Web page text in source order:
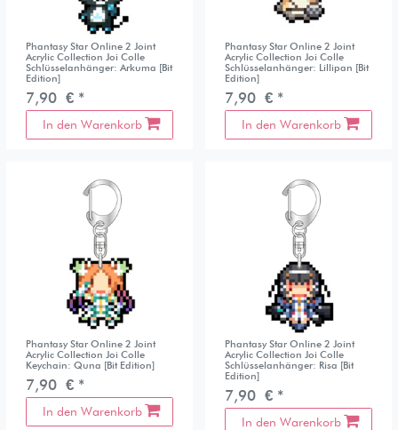
Phantasy Star Online 2 Joint
Acrylic Collection Joi Colle
Schlüsselanhänger: Arkuma [Bit
Edition]
7,90 € *
In den Warenkorb
Phantasy Star Online 2 Joint
Acrylic Collection Joi Colle
Schlüsselanhänger: Lillipan [Bit
Edition]
7,90 € *
In den Warenkorb
Phantasy Star Online 2 Joint
Acrylic Collection Joi Colle
Keychain: Quna [Bit Edition]
7,90 € *
In den Warenkorb
Phantasy Star Online 2 Joint
Acrylic Collection Joi Colle
Schlüsselanhänger: Risa [Bit
Edition]
7,90 € *
In den Warenkorb